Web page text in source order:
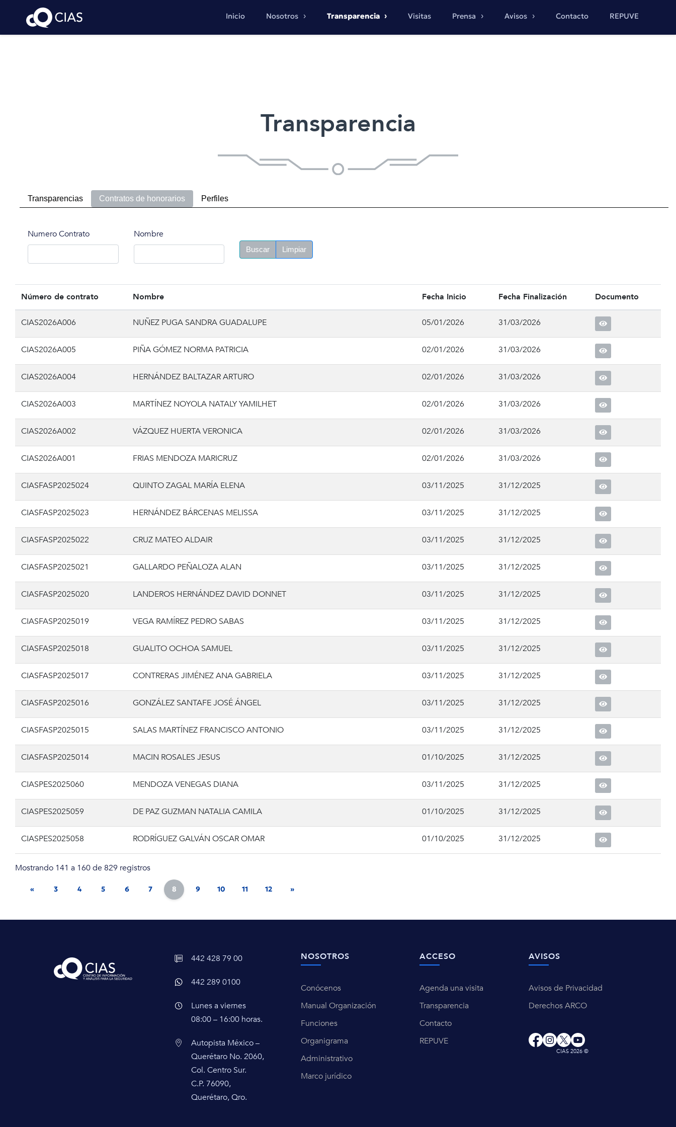
Inicio Nosotros Transparencia Visitas Prensa Avisos Contacto REPUVE
Transparencia
Transparencias Contratos de honorarios Perfiles
Numero Contrato Nombre
Buscar Limpiar
Número de contrato Nombre Fecha Inicio Fecha Finalización Documento
CIAS2026A006 NUÑEZ PUGA SANDRA GUADALUPE 05/01/2026 31/03/2026
CIAS2026A005 PIÑA GÓMEZ NORMA PATRICIA 02/01/2026 31/03/2026
CIAS2026A004 HERNÁNDEZ BALTAZAR ARTURO 02/01/2026 31/03/2026
CIAS2026A003 MARTÍNEZ NOYOLA NATALY YAMILHET 02/01/2026 31/03/2026
CIAS2026A002 VÁZQUEZ HUERTA VERONICA 02/01/2026 31/03/2026
CIAS2026A001 FRIAS MENDOZA MARICRUZ 02/01/2026 31/03/2026
CIASFASP2025024 QUINTO ZAGAL MARÍA ELENA 03/11/2025 31/12/2025
CIASFASP2025023 HERNÁNDEZ BÁRCENAS MELISSA 03/11/2025 31/12/2025
CIASFASP2025022 CRUZ MATEO ALDAIR 03/11/2025 31/12/2025
CIASFASP2025021 GALLARDO PEÑALOZA ALAN 03/11/2025 31/12/2025
CIASFASP2025020 LANDEROS HERNÁNDEZ DAVID DONNET 03/11/2025 31/12/2025
CIASFASP2025019 VEGA RAMÍREZ PEDRO SABAS 03/11/2025 31/12/2025
CIASFASP2025018 GUALITO OCHOA SAMUEL 03/11/2025 31/12/2025
CIASFASP2025017 CONTRERAS JIMÉNEZ ANA GABRIELA 03/11/2025 31/12/2025
CIASFASP2025016 GONZÁLEZ SANTAFE JOSÉ ÁNGEL 03/11/2025 31/12/2025
CIASFASP2025015 SALAS MARTÍNEZ FRANCISCO ANTONIO 03/11/2025 31/12/2025
CIASFASP2025014 MACIN ROSALES JESUS 01/10/2025 31/12/2025
CIASPES2025060 MENDOZA VENEGAS DIANA 03/11/2025 31/12/2025
CIASPES2025059 DE PAZ GUZMAN NATALIA CAMILA 01/10/2025 31/12/2025
CIASPES2025058 RODRÍGUEZ GALVÁN OSCAR OMAR 01/10/2025 31/12/2025
Mostrando 141 a 160 de 829 registros
« 3 4 5 6 7 8 9 10 11 12 »
442 428 79 00
442 289 0100
Lunes a viernes
08:00 – 16:00 horas.
Autopista México –
Querétaro No. 2060,
Col. Centro Sur.
C.P. 76090,
Querétaro, Qro.
NOSOTROS
Conócenos
Manual Organización
Funciones
Organigrama
Administrativo
Marco jurídico
ACCESO
Agenda una visita
Transparencia
Contacto
REPUVE
AVISOS
Avisos de Privacidad
Derechos ARCO
CIAS 2026 ©